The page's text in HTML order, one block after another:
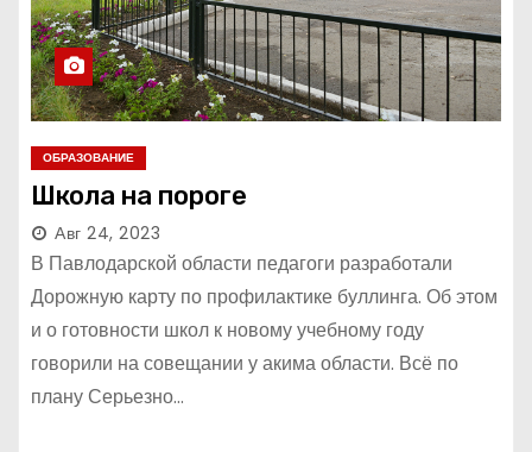
ОБРАЗОВАНИЕ
Школа на пороге
Авг 24, 2023
В Павлодарской области педагоги разработали
Дорожную карту по профилактике буллинга. Об этом
и о готовности школ к новому учебному году
говорили на совещании у акима области. Всё по
плану Серьезно…